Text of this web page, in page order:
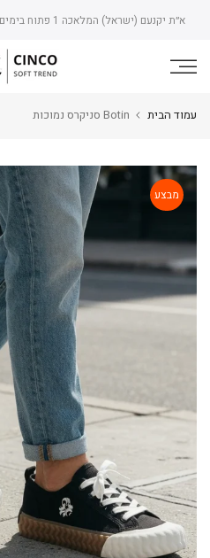
Skip
content
א״ת יקנעם (ישראל) המלאכה 1 פתוח בימים א-ה 09:00-18:00 יום ו 08:00-13:00
עמוד הבית Botin סניקרס נמוכות
מבצע